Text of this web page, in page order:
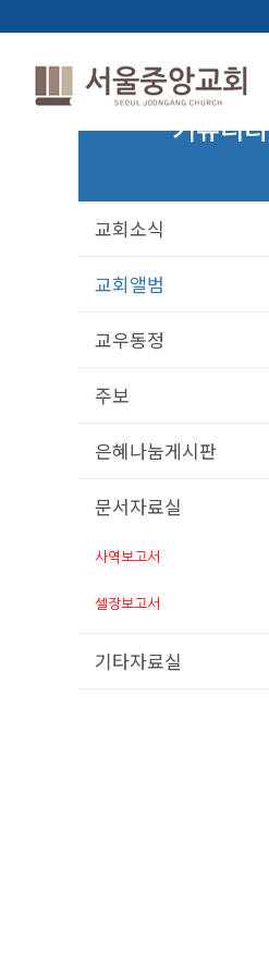
커뮤니티
교회소식
교회앨범
교우동정
주보
은혜나눔게시판
문서자료실
사역보고서
셀장보고서
기타자료실